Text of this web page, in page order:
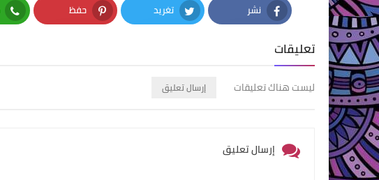
نشر
Facebook
تغريد
Twitter
حفظ
Pinterest
تعليقات
ليست هناك تعليقات إرسال تعليق
إرسال تعليق